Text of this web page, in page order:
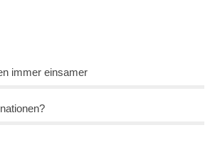
immer einsamer